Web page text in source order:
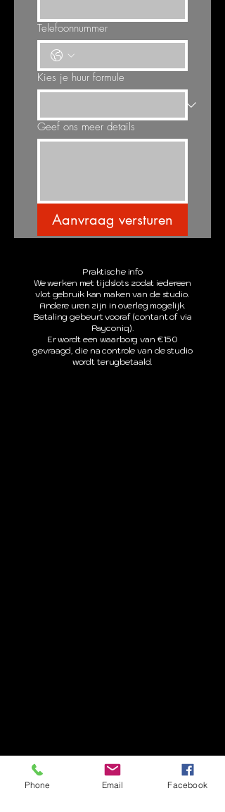
Telefoonnummer
Kies je huur formule
Geef ons meer details
Aanvraag versturen
Praktische info
We werken met tijdslots zodat iedereen
vlot gebruik kan maken van de studio.
Andere uren zijn in overleg mogelijk.
Betaling gebeurt vooraf (contant of via
Payconiq).
Er wordt een waarborg van €150
gevraagd, die na controle van de studio
wordt terugbetaald.
Phone Email Facebook